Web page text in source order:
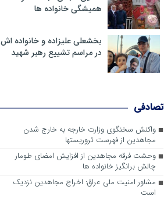
همیشگی خانواده ها
بخشعلی علیزاده و خانواده اش
در مراسم تشییع رهبر شهید
تصادفی
واکنش سخنگوی وزارت خارجه به خارج شدن
مجاهدین از فهرست تروریستها
وحشت فرقه مجاهدین از افزایش امضای طومار
چالش برانگیز خانواده ها
مشاور امنیت ملی عراق: اخراج مجاهدین نزدیک
است